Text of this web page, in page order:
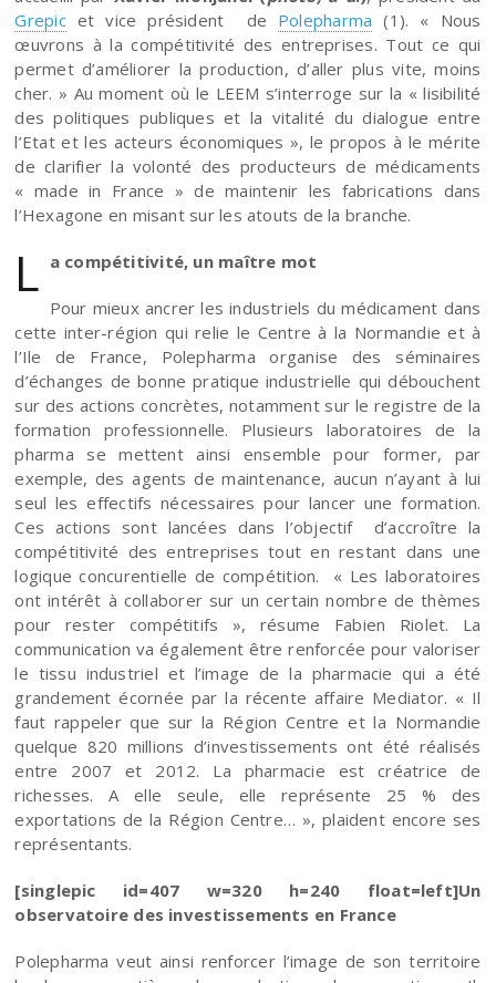
Grepicet vice président de Polepharma (1). « Nous
œuvrons à la compétitivité des entreprises. Tout ce qui
permet d’améliorer la production, d’aller plus vite, moins
cher. » Au moment où le LEEM s’interroge sur la « lisibilité
des politiques publiques et la vitalité du dialogue entre
l’Etat et les acteurs économiques », le propos à le mérite
de clarifier la volonté des producteurs de médicaments
« made in France » de maintenir les fabrications dans
l’Hexagone en misant sur les atouts de la branche.
L a compétitivité, un maître mot
Pour mieux ancrer les industriels du médicament dans
cette inter-région qui relie le Centre à la Normandie et à
l’Ile de France, Polepharma organise des séminaires
d’échanges de bonne pratique industrielle qui débouchent
sur des actions concrètes, notamment sur le registre de la
formation professionnelle. Plusieurs laboratoires de la
pharma se mettent ainsi ensemble pour former, par
exemple, des agents de maintenance, aucun n’ayant à lui
seul les effectifs nécessaires pour lancer une formation.
Ces actions sont lancées dans l’objectif d’accroître la
compétitivité des entreprises tout en restant dans une
logique concurentielle de compétition. « Les laboratoires
ont intérêt à collaborer sur un certain nombre de thèmes
pour rester compétitifs », résume Fabien Riolet. La
communication va également être renforcée pour valoriser
le tissu industriel et l’image de la pharmacie qui a été
grandement écornée par la récente affaire Mediator. « Il
faut rappeler que sur la Région Centre et la Normandie
quelque 820 millions d’investissements ont été réalisés
entre 2007 et 2012. La pharmacie est créatrice de
richesses. A elle seule, elle représente 25 % des
exportations de la Région Centre… », plaident encore ses
représentants.
[singlepic id=407 w=320 h=240 float=left]Un
observatoire des investissements en France
Polepharma veut ainsi renforcer l’image de son territoire